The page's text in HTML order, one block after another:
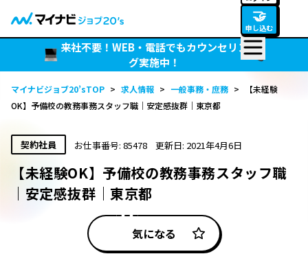
🤝
申し込む
来社不要！WEB・電話でもカウンセリン
グ実施中！
マイナビジョブ20’sTOP > 求人情報 > 一般事務・庶務 >
【未経験
OK】予備校の教務事務スタッフ職｜安定感抜群｜東京都
契約社員 お仕事番号: 85478 更新日: 2021年4月6日
【未経験OK】予備校の教務事務スタッフ職
｜安定感抜群｜東京都
気になる